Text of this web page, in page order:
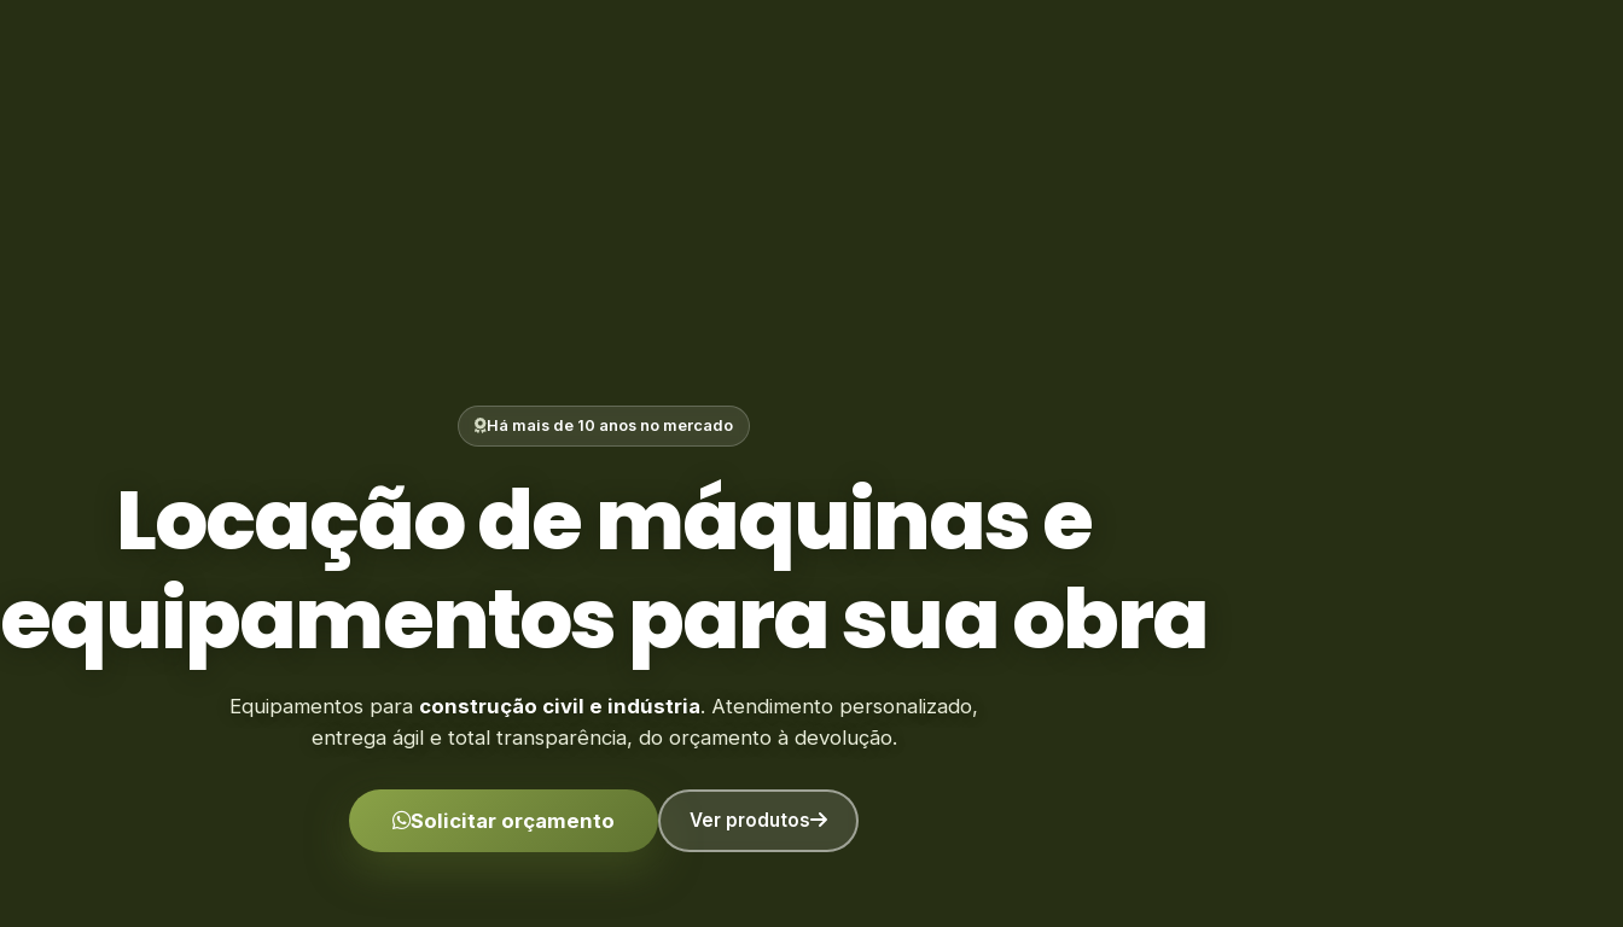
Há mais de 10 anos no mercado
Locação de máquinas e
equipamentos para sua obra
Equipamentos para construção civil e indústria. Atendimento personalizado,
entrega ágil e total transparência, do orçamento à devolução.
Solicitar orçamento Ver produtos